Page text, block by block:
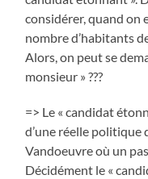
considérer, quand on
nombre d’habitants
Alors, on peut se
monsieur » ???
=> Le « candidat
d’une réelle politique
Vandoeuvre où un
Décidément le «